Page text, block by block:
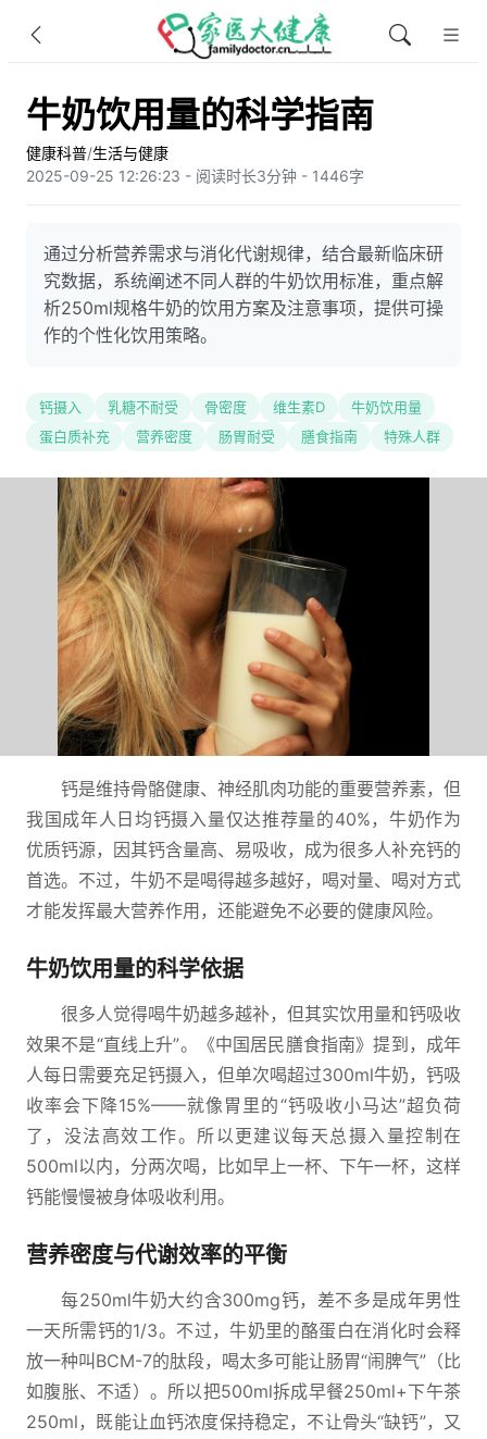
牛奶饮用量的科学指南
健康科普/生活与健康
2025-09-25 12:26:23 - 阅读时长3分钟 - 1446字
通过分析营养需求与消化代谢规律，结合最新临床研
究数据，系统阐述不同人群的牛奶饮用标准，重点解
析250ml规格牛奶的饮用方案及注意事项，提供可操
作的个性化饮用策略。
钙摄入 乳糖不耐受 骨密度 维生素D
牛奶饮用量
蛋白质补充
营养密度 肠胃耐受 膳食指南 特殊人群
钙是维持骨骼健康、神经肌肉功能的重要营养素，但
我国成年人日均钙摄入量仅达推荐量的40%，牛奶作为
优质钙源，因其钙含量高、易吸收，成为很多人补充钙的
首选。不过，牛奶不是喝得越多越好，喝对量、喝对方式
才能发挥最大营养作用，还能避免不必要的健康风险。
牛奶饮用量的科学依据
很多人觉得喝牛奶越多越补，但其实饮用量和钙吸收
效果不是“直线上升”。《中国居民膳食指南》提到，成年
人每日需要充足钙摄入，但单次喝超过300ml牛奶，钙吸
收率会下降15%——就像胃里的“钙吸收小马达”超负荷
了，没法高效工作。所以更建议每天总摄入量控制在
500ml以内，分两次喝，比如早上一杯、下午一杯，这样
钙能慢慢被身体吸收利用。
营养密度与代谢效率的平衡
每250ml牛奶大约含300mg钙，差不多是成年男性
一天所需钙的1/3。不过，牛奶里的酪蛋白在消化时会释
放一种叫BCM-7的肽段，喝太多可能让肠胃“闹脾气”（比
如腹胀、不适）。所以把500ml拆成早餐250ml+下午茶
250ml，既能让血钙浓度保持稳定，不让骨头“缺钙”，又